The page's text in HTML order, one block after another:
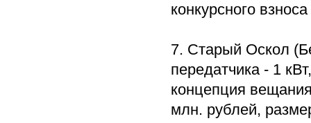
конкурсного
7. Старый Оскол
передатчика - 1
концепция
млн. рублей,